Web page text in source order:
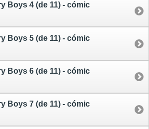
Boys 4 (de 11) - cómic
Boys 5 (de 11) - cómic
Boys 6 (de 11) - cómic
Boys 7 (de 11) - cómic